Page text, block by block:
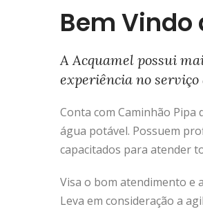
Bem
A Acquamel possui
experiência no
Conta com Caminhão Pipa
água potável. Possuem
capacitados para atender
Visa o bom atendimento e
Leva em consideração a